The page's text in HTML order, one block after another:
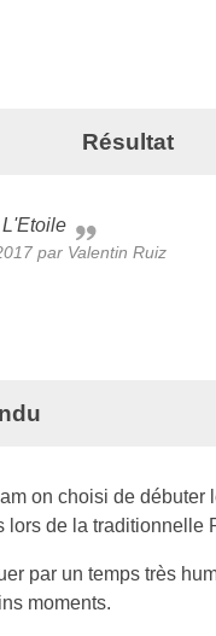
Résultat
L'Etoile
par Valentin Ruiz
on choisi de débuter
lors de la traditionnelle
par un temps très
moments.